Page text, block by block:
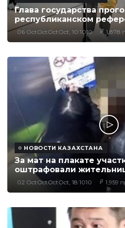
Глава государства
республиканском
06 OctOctOctOct, 10:1010 1,878
НОВОСТИ КАЗАХСТАНА
За мат на плакате
оштрафовали
02 OctOctOctOct, 18:1010 1,959